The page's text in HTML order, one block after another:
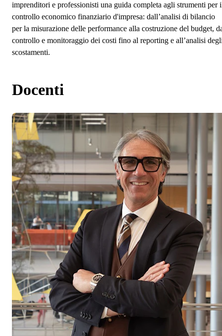
imprenditori e professionisti una guida completa agli strumenti per
controllo economico finanziario d'impresa: dall’analisi di bilancio
per la misurazione delle performance alla costruzione del budget,
controllo e monitoraggio dei costi fino al reporting e all’analisi
scostamenti.
Docenti